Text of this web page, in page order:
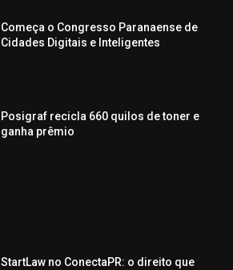
Começa o Congresso Paranaense de
Cidades Digitais e Inteligentes
Posigraf recicla 660 quilos de toner e
ganha prêmio
StartLaw no ConectaPR: o direito que